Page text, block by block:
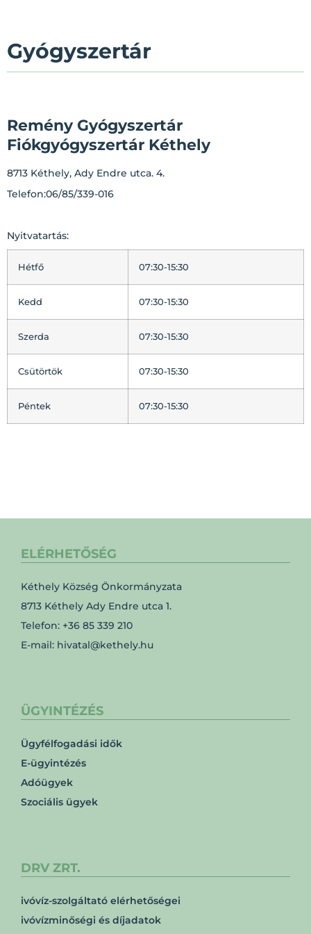
Gyógyszertár
Remény Gyógyszertár
Fiókgyógyszertár Kéthely
8713 Kéthely, Ady Endre utca. 4.
Telefon:06/85/339-016
Nyitvatartás:
Hétfő 07:30-15:30
Kedd 07:30-15:30
Szerda 07:30-15:30
Csütörtök 07:30-15:30
Péntek 07:30-15:30
ELÉRHETŐSÉG
Kéthely Község Önkormányzata
8713 Kéthely Ady Endre utca 1.
Telefon: +36 85 339 210
E-mail: hivatal@kethely.hu
ÜGYINTÉZÉS
Ügyfélfogadási idők
E-ügyintézés
Adóügyek
Szociális ügyek
DRV ZRT.
ivóvíz-szolgáltató elérhetőségei
ivóvízminőségi és díjadatok